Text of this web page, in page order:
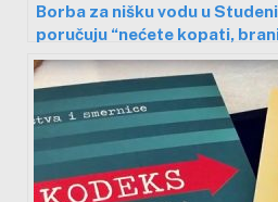
Borba za nišku vodu u
poručuju “nećete kopati,
telima”, gradska vlast ih
protiv rudarenja